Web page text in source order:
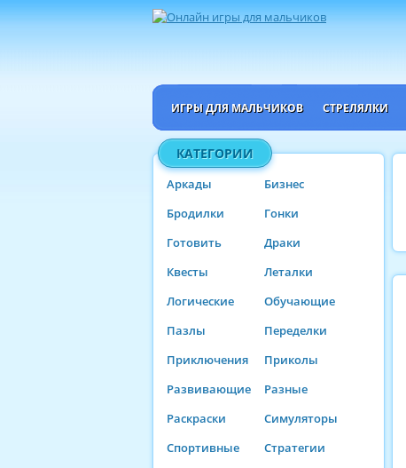
ИГРЫ ДЛЯ МАЛЬЧИКОВ СТРЕЛЯЛКИ
КАТЕГОРИИ
Аркады
Бизнес
Бродилки
Гонки
Готовить
Драки
Квесты
Леталки
Логические
Обучающие
Пазлы
Переделки
Приключения
Приколы
Развивающие
Разные
Раскраски
Симуляторы
Спортивные
Стратегии